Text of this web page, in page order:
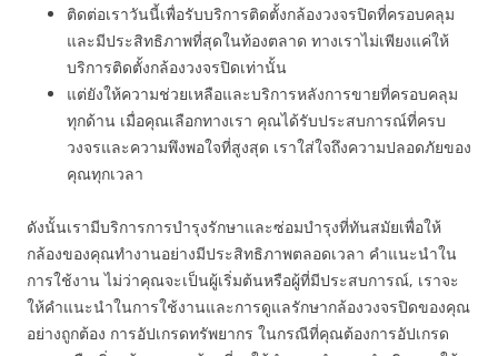
ติดต่อเราวันนี้เพื่อรับบริการติดตั้งกล้องวงจรปิดที่ครอบคลุม
และมีประสิทธิภาพที่สุดในท้องตลาด ทางเราไม่เพียงแค่ให้
บริการติดตั้งกล้องวงจรปิดเท่านั้น
แต่ยังให้ความช่วยเหลือและบริการหลังการขายที่ครอบคลุม
ทุกด้าน เมื่อคุณเลือกทางเรา คุณได้รับประสบการณ์ที่ครบ
วงจรและความพึงพอใจที่สูงสุด เราใส่ใจถึงความปลอดภัยของ
คุณทุกเวลา
ดังนั้นเรามีบริการการบำรุงรักษาและซ่อมบำรุงที่ทันสมัยเพื่อให้
กล้องของคุณทำงานอย่างมีประสิทธิภาพตลอดเวลา คำแนะนำใน
การใช้งาน ไม่ว่าคุณจะเป็นผู้เริ่มต้นหรือผู้ที่มีประสบการณ์, เราจะ
ให้คำแนะนำในการใช้งานและการดูแลรักษากล้องวงจรปิดของคุณ
อย่างถูกต้อง การอัปเกรดทรัพยากร ในกรณีที่คุณต้องการอัปเกรด